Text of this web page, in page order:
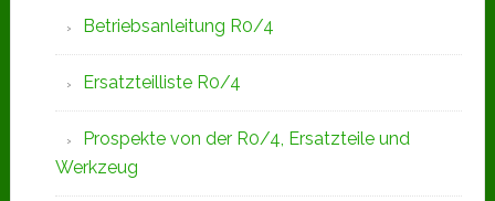
Betriebsanleitung R0/4
Ersatzteilliste R0/4
Prospekte von der R0/4, Ersatzteile und
Werkzeug